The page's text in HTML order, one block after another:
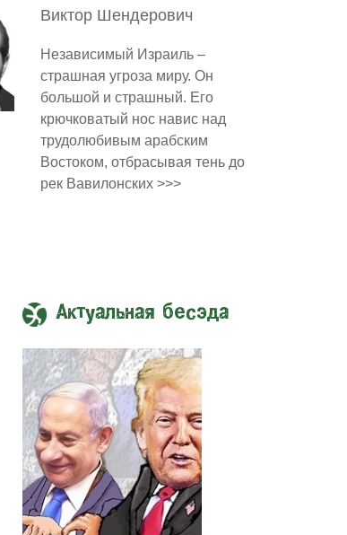
Виктор Шендерович
Независимый Израиль –
страшная угроза миру. Он
большой и страшный. Его
крючковатый нос навис над
трудолюбивым арабским
Востоком, отбрасывая тень до
рек Вавилонских >>>
Актуальная бесэда